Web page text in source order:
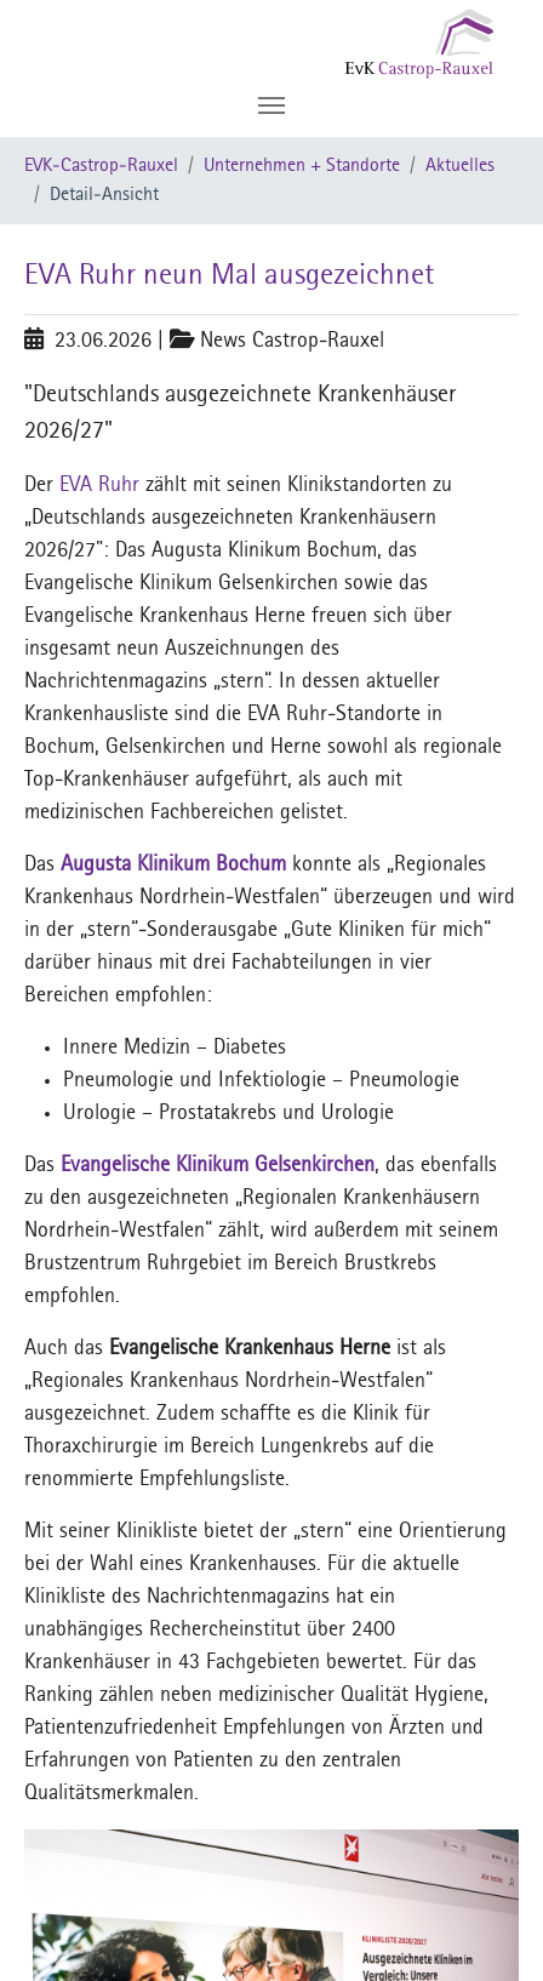
EVK-Castrop-Rauxel Unternehmen + Standorte
Aktuelles
Detail-Ansicht
EVA Ruhr neun Mal ausgezeichnet
23.06.2026 News Castrop-Rauxel
"Deutschlands ausgezeichnete Krankenhäuser
2026/27"
Der EVA Ruhr zählt mit seinen Klinikstandorten zu
„Deutschlands ausgezeichneten Krankenhäusern
2026/27": Das Augusta Klinikum Bochum, das
Evangelische Klinikum Gelsenkirchen sowie das
Evangelische Krankenhaus Herne freuen sich über
insgesamt neun Auszeichnungen des
Nachrichtenmagazins „stern“. In dessen aktueller
Krankenhausliste sind die EVA Ruhr-Standorte in
Bochum, Gelsenkirchen und Herne sowohl als regionale
Top-Krankenhäuser aufgeführt, als auch mit
medizinischen Fachbereichen gelistet.
Das Augusta Klinikum Bochum konnte als „Regionales
Krankenhaus Nordrhein-Westfalen“ überzeugen und wird
in der „stern“-Sonderausgabe „Gute Kliniken für mich“
darüber hinaus mit drei Fachabteilungen in vier
Bereichen empfohlen:
Innere Medizin – Diabetes
Pneumologie und Infektiologie – Pneumologie
Urologie – Prostatakrebs und Urologie
Das Evangelische Klinikum Gelsenkirchen, das ebenfalls
zu den ausgezeichneten „Regionalen Krankenhäusern
Nordrhein-Westfalen“ zählt, wird außerdem mit seinem
Brustzentrum Ruhrgebiet im Bereich Brustkrebs
empfohlen.
Auch das Evangelische Krankenhaus Herne ist als
„Regionales Krankenhaus Nordrhein-Westfalen“
ausgezeichnet. Zudem schaffte es die Klinik für
Thoraxchirurgie im Bereich Lungenkrebs auf die
renommierte Empfehlungsliste.
Mit seiner Klinikliste bietet der „stern“ eine Orientierung
bei der Wahl eines Krankenhauses. Für die aktuelle
Klinikliste des Nachrichtenmagazins hat ein
unabhängiges Rechercheinstitut über 2400
Krankenhäuser in 43 Fachgebieten bewertet. Für das
Ranking zählen neben medizinischer Qualität Hygiene,
Patientenzufriedenheit Empfehlungen von Ärzten und
Erfahrungen von Patienten zu den zentralen
Qualitätsmerkmalen.